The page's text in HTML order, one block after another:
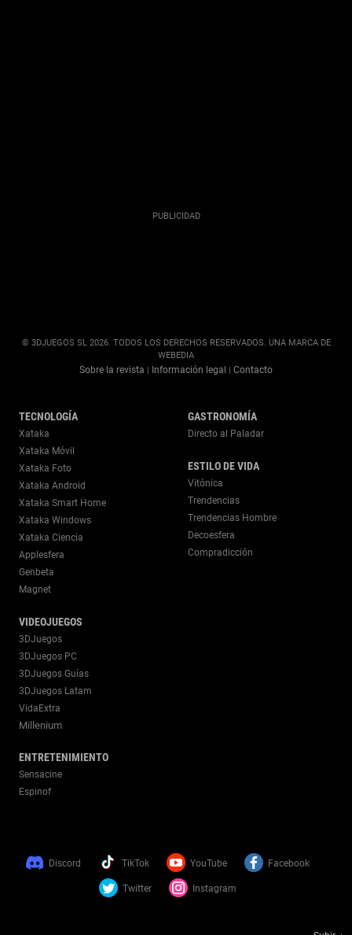
© 3DJUEGOS SL 2026. TODOS LOS DERECHOS RESERVADOS. UNA MARCA DE
WEBEDIA
Sobre la revista | Información legal | Contacto
TECNOLOGÍA
Xataka
Xataka Móvil
Xataka Foto
Xataka Android
Xataka Smart Home
Xataka Windows
Xataka Ciencia
Applesfera
Genbeta
Magnet
VIDEOJUEGOS
3DJuegos
3DJuegos PC
3DJuegos Guías
3DJuegos Latam
VidaExtra
Millenium
ENTRETENIMIENTO
Sensacine
Espinof
GASTRONOMÍA
Directo al Paladar
ESTILO DE VIDA
Vitónica
Trendencias
Trendencias Hombre
Decoesfera
Compradicción
Discord TikTok YouTube Facebook
Twitter Instagram